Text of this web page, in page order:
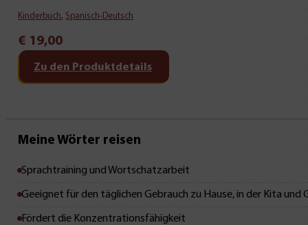
Kinderbuch, Spanisch-Deutsch
€ 19,00
Zu den Produktdetails
Mit Leseprobe!
Meine Wörter reisen
Sprachtraining und Wortschatzarbeit
Geeignet für den täglichen Gebrauch zu Hause, in der Kita und
Fördert die Konzentrationsfähigkeit